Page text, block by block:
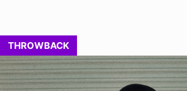
THROWBACK